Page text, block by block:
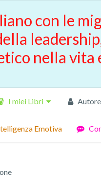
con le
nella vita
I miei Libri Autore
Emotiva